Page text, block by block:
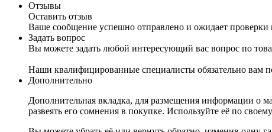
Отзывы
Оставить отзыв
Ваше сообщение успешно отправлено и ожидает проверки
Задать вопрос
Вы можете задать любой интересующий вас вопрос по
Наши квалифицированные специалисты обязательно вам
Дополнительно
Дополнительная вкладка, для размещения информации о
развеять его сомнения в покупке. Используйте её по